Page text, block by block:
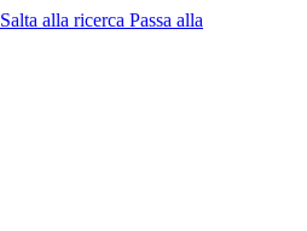
Salta alla ricerca Passa alla